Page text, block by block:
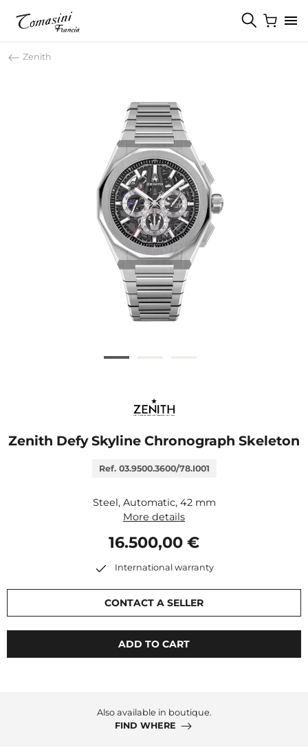
Zenith
Zenith Defy Skyline Chronograph Skeleton
Ref. 03.9500.3600/78.I001
Steel, Automatic, 42 mm
More details
16.500,00 €
International warranty
CONTACT A SELLER
ADD TO CART
Also available in boutique.
FIND WHERE